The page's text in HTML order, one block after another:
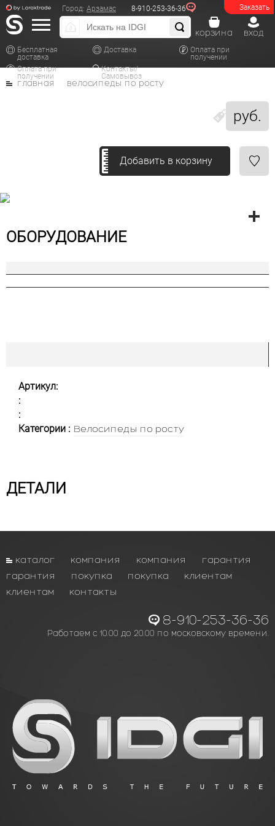
Заказать
Город: Арзамас 8-910-253-36-36
Бесплатная
доставка
Доставка
Оплата при
получении
Оплата при
получении
Контакты/
Самовывоз
вход
корзина
руб.
главная велосипеды по росту
Добавить в корзину
ОБОРУДОВАНИЕ
Артикул:
:
:
Категории : Велосипеды по росту
ДЕТАЛИ
каталог компания компания
гарантия
гарантия
покупка покупка
клиентам
клиентам
контакты
8-910-253-36-36
Работаем с 10.00 до 20.00 по московскому времени.